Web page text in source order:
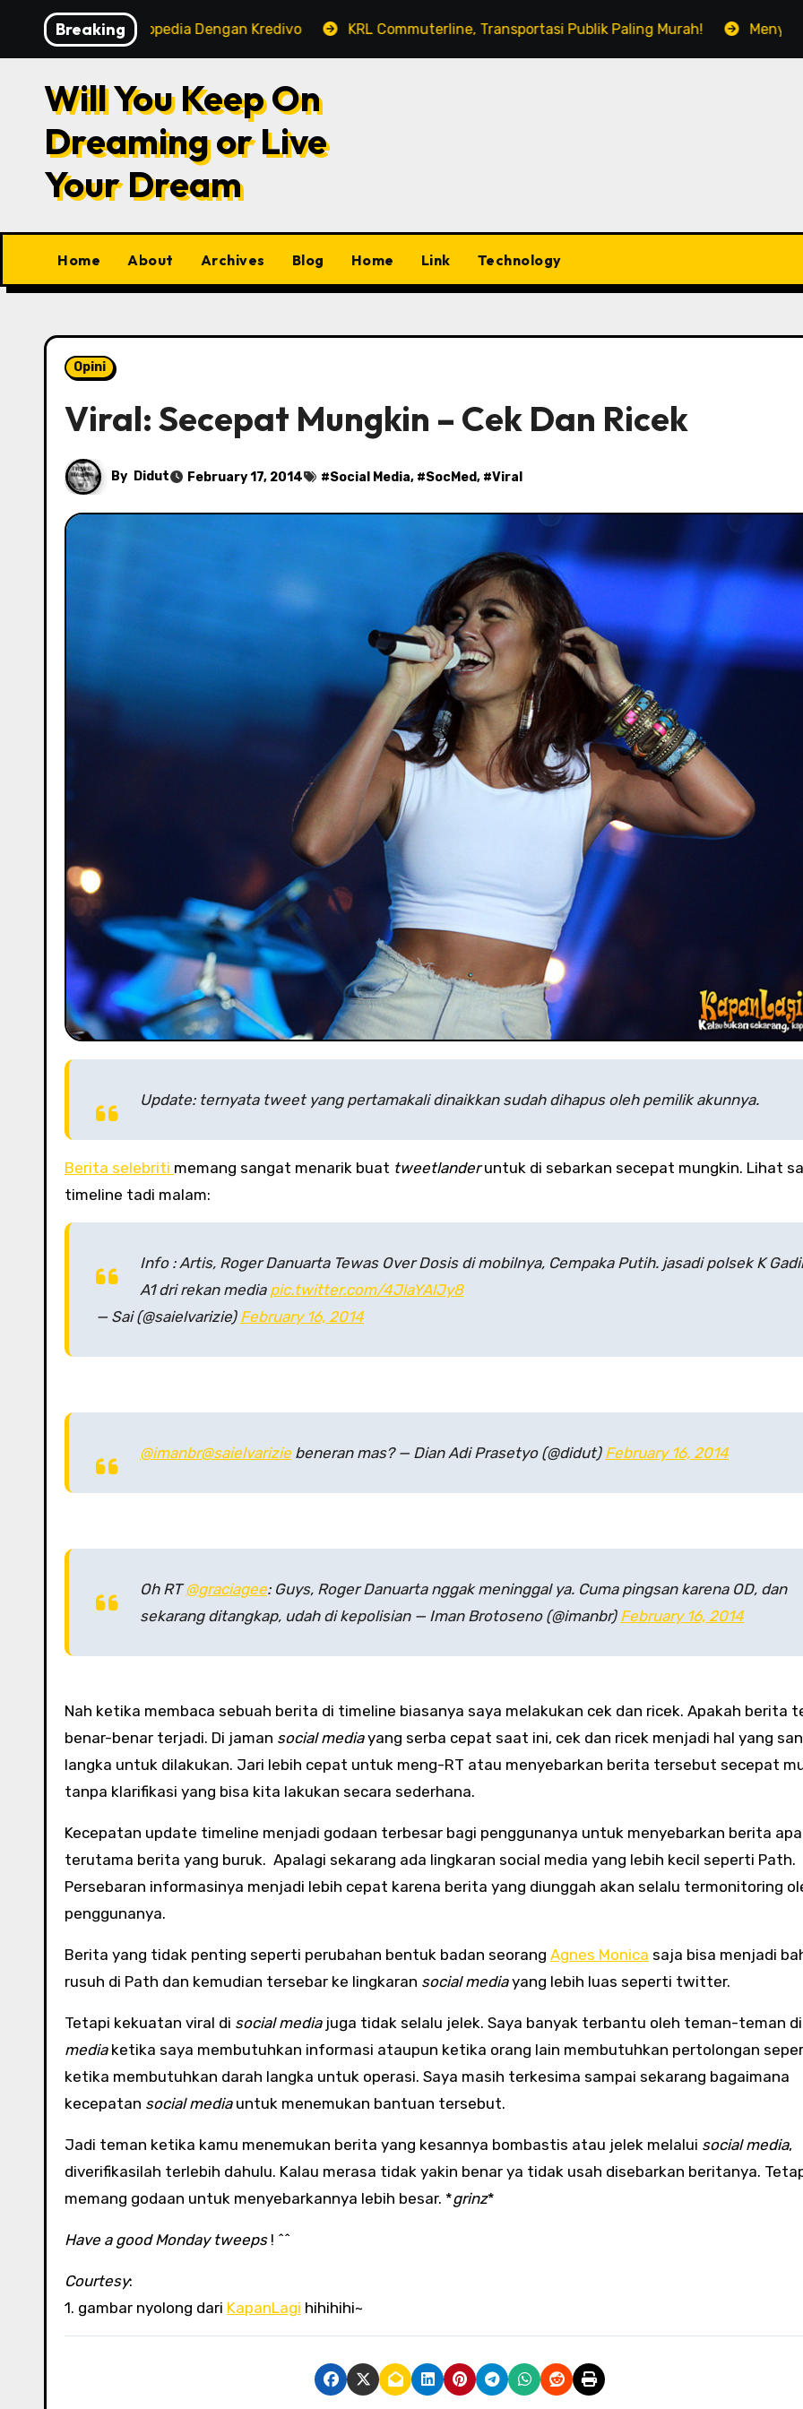
content
Breaking
Tokopedia Dengan Kredivo KRL Commuterline, Transportasi Publik Paling Murah! Menyesap Kopi Di
Will You Keep On
Dreaming or Live
Your Dream
Home About Archives Blog Home Link Technology
Opini
Viral: Secepat Mungkin – Cek Dan Ricek
By Didut February 17, 2014 #Social Media, #SocMed, #Viral
Update: ternyata tweet yang pertamakali dinaikkan sudah dihapus oleh pemilik akunnya.
Berita selebriti memang sangat menarik buat tweetlanderuntuk di sebarkan secepat mungkin. Lihat
timeline tadi malam:
Info : Artis, Roger Danuarta Tewas Over Dosis di mobilnya, Cempaka Putih. jasadi polsek K
A1 dri rekan media pic.twitter.com/4JlaYAlJy8
— Sai (@saielvarizie) February 16, 2014
@imanbr@saielvarizie beneran mas? — Dian Adi Prasetyo (@didut) February 16, 2014
Oh RT@graciagee: Guys, Roger Danuarta nggak meninggal ya. Cuma pingsan karena OD, dan
sekarang ditangkap, udah di kepolisian — Iman Brotoseno (@imanbr) February 16, 2014
Nah ketika membaca sebuah berita di timeline biasanya saya melakukan cek dan ricek. Apakah berita
benar-benar terjadi. Di jaman social mediayang serba cepat saat ini, cek dan ricek menjadi hal yang
langka untuk dilakukan. Jari lebih cepat untuk meng-RT atau menyebarkan berita tersebut secepat
tanpa klarifikasi yang bisa kita lakukan secara sederhana.
Kecepatan update timeline menjadi godaan terbesar bagi penggunanya untuk menyebarkan berita
terutama berita yang buruk. Apalagi sekarang ada lingkaran social media yang lebih kecil seperti Path.
Persebaran informasinya menjadi lebih cepat karena berita yang diunggah akan selalu termonitoring
penggunanya.
Berita yang tidak penting seperti perubahan bentuk badan seorang Agnes Monica saja bisa menjadi
rusuh di Path dan kemudian tersebar ke lingkaran social mediayang lebih luas seperti twitter.
Tetapi kekuatan viral di social mediajuga tidak selalu jelek. Saya banyak terbantu oleh teman-teman
mediaketika saya membutuhkan informasi ataupun ketika orang lain membutuhkan pertolongan
ketika membutuhkan darah langka untuk operasi. Saya masih terkesima sampai sekarang bagaimana
kecepatan social mediauntuk menemukan bantuan tersebut.
Jadi teman ketika kamu menemukan berita yang kesannya bombastis atau jelek melalui social media,
diverifikasilah terlebih dahulu. Kalau merasa tidak yakin benar ya tidak usah disebarkan beritanya.
memang godaan untuk menyebarkannya lebih besar. *grinz*
Have a good Monday tweeps! ^^
Courtesy:
1. gambar nyolong dari KapanLagi hihihihi~